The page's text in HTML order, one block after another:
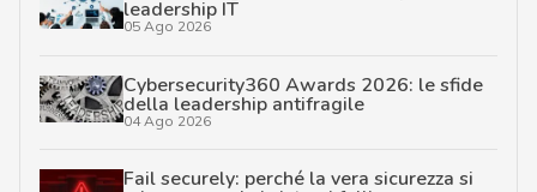
leadership IT
05 Ago 2026
Cybersecurity360 Awards 2026: le sfide
della leadership antifragile
04 Ago 2026
Fail securely: perché la vera sicurezza si